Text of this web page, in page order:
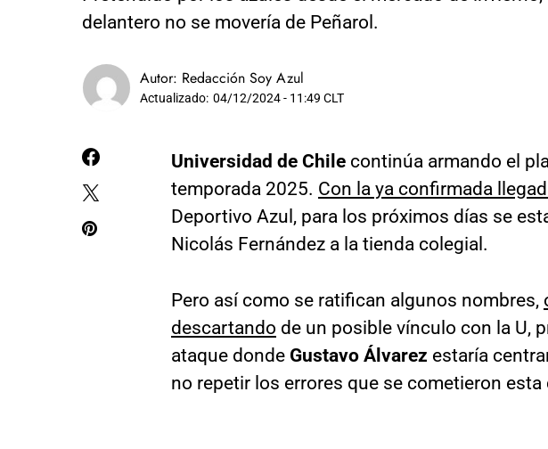
delantero no se movería de Peñarol.
Autor: Redacción Soy Azul
Actualizado: 04/12/2024 - 11:49 CLT
Universidad de Chile continúa armando el
temporada 2025. Con la ya confirmada
Deportivo Azul, para los próximos días se
Nicolás Fernández a la tienda colegial.
Pero así como se ratifican algunos nombres,
descartando de un posible vínculo con la U,
ataque donde Gustavo Álvarez estaría
no repetir los errores que se cometieron esta